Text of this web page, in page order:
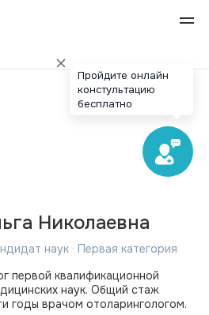
Николаевна
наук · Первая категория
первой квалификационной
наук. Общий стаж
годы врачом отоларингологом.
Пройдите онлайн
констультацию
бесплатно